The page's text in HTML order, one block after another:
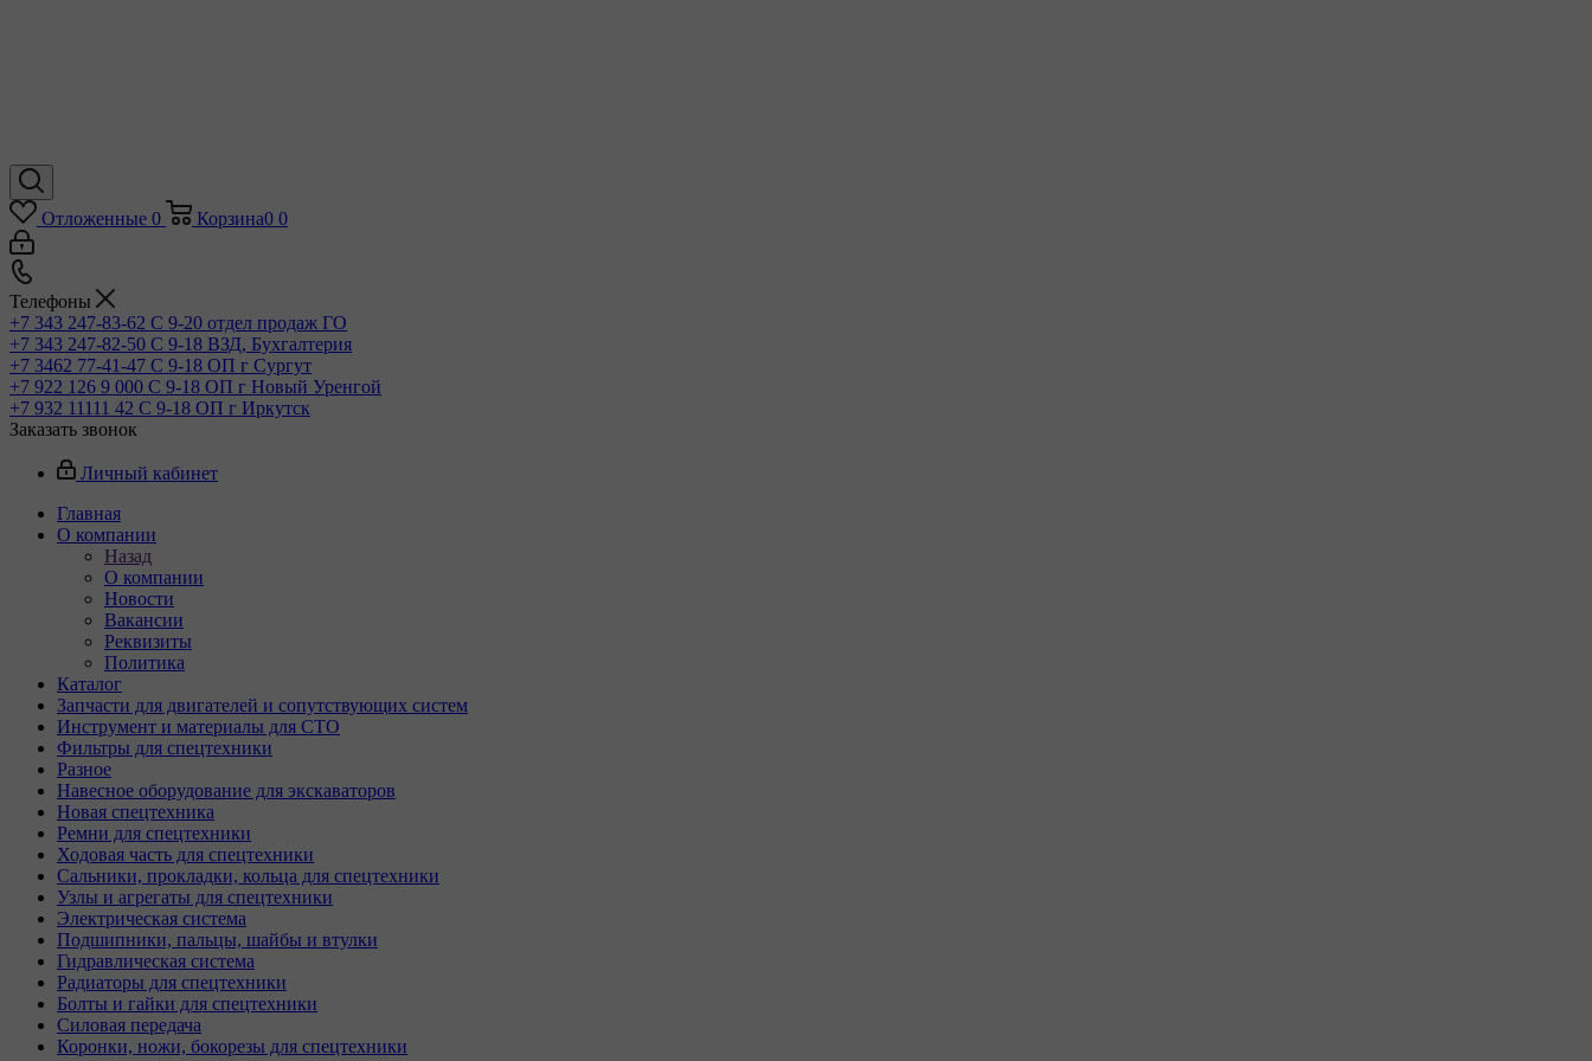
Отложенные 0 Корзина0 0
Телефоны
+7 343 247-83-62 С 9-20 отдел продаж ГО
+7 343 247-82-50 С 9-18 ВЗД, Бухгалтерия
+7 3462 77-41-47 С 9-18 ОП г Сургут
+7 922 126 9 000 С 9-18 ОП г Новый Уренгой
+7 932 11111 42 С 9-18 ОП г Иркутск
Заказать звонок
Личный кабинет
Главная
О компании
Назад
О компании
Новости
Вакансии
Реквизиты
Политика
Каталог
Запчасти для двигателей и сопутствующих систем
Инструмент и материалы для СТО
Фильтры для спецтехники
Разное
Навесное оборудование для экскаваторов
Новая спецтехника
Ремни для спецтехники
Ходовая часть для спецтехники
Сальники, прокладки, кольца для спецтехники
Узлы и агрегаты для спецтехники
Электрическая система
Подшипники, пальцы, шайбы и втулки
Гидравлическая система
Радиаторы для спецтехники
Болты и гайки для спецтехники
Силовая передача
Коронки, ножи, бокорезы для спецтехники